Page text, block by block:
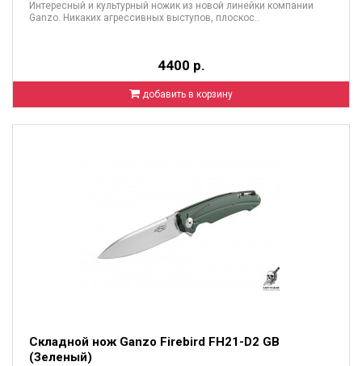
Интересный и культурный ножик из новой линейки компании
Ganzo. Никаких агрессивных выступов, плоскос..
4400 р.
добавить в корзину
Складной нож Ganzo Firebird FH21-D2 GB
(Зеленый)